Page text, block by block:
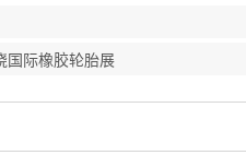
国际橡胶轮胎展